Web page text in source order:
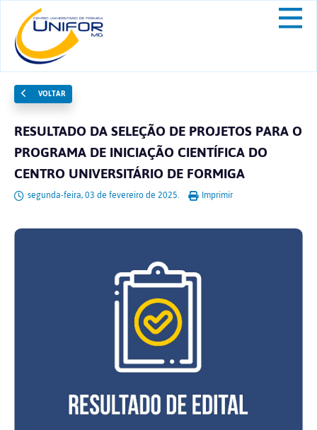
VOLTAR
RESULTADO DA SELEÇÃO DE PROJETOS PARA O
PROGRAMA DE INICIAÇÃO CIENTÍFICA DO
CENTRO UNIVERSITÁRIO DE FORMIGA
segunda-feira, 03 de fevereiro de 2025. Imprimir